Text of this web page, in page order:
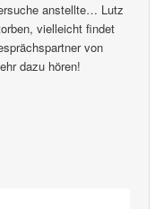
anstellte… Lutz
vielleicht findet
von
dazu hören!